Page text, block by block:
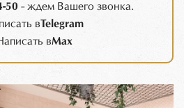
50 - ждем Вашего звонка.
вTelegram
вMax